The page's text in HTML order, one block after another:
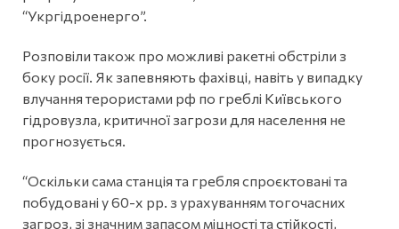
“Укргідроенерго”.
Розповіли також про можливі ракетні обстріли з
боку росії. Як запевняють фахівці, навіть у випадку
влучання терористами рф по греблі Київського
гідровузла, критичної загрози для населення не
прогнозується.
“Оскільки сама станція та гребля спроєктовані та
побудовані у 60-х рр. з урахуванням тогочасних
загроз, зі значним запасом міцності та стійкості,